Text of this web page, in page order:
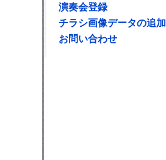
演奏会登録
チラシ画像データの追加
お問い合わせ